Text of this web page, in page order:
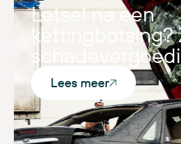
Letsel na een
kettingbotsing?
Lees meer